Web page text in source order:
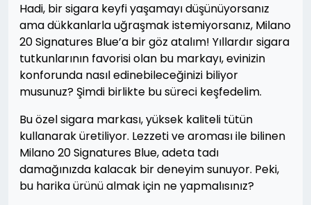
Hadi, bir sigara keyfi yaşamayı düşünüyorsanız
ama dükkanlarla uğraşmak istemiyorsanız, Milano
20 Signatures Blue’a bir göz atalım! Yıllardır sigara
tutkunlarının favorisi olan bu markayı, evinizin
konforunda nasıl edinebileceğinizi biliyor
musunuz? Şimdi birlikte bu süreci keşfedelim.
Bu özel sigara markası, yüksek kaliteli tütün
kullanarak üretiliyor. Lezzeti ve aroması ile bilinen
Milano 20 Signatures Blue, adeta tadı
damağınızda kalacak bir deneyim sunuyor. Peki,
bu harika ürünü almak için ne yapmalısınız?